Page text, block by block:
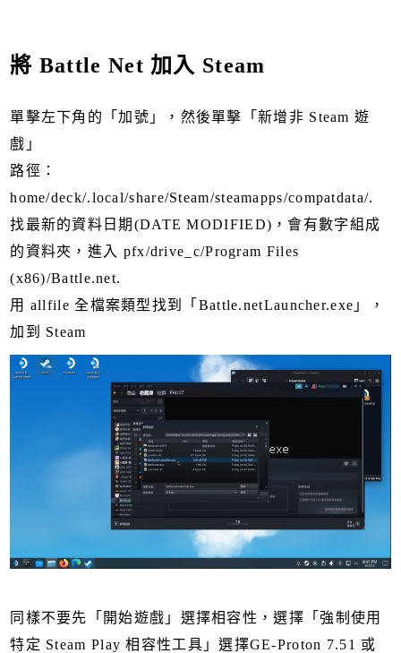
將 Battle Net 加入 Steam
單擊左下角的「加號」，然後單擊「新增非 Steam 遊
戲」
路徑：
home/deck/.local/share/Steam/steamapps/compatdata/.
找最新的資料日期(DATE MODIFIED)，會有數字組成
的資料夾，進入 pfx/drive_c/Program Files
(x86)/Battle.net.
用 allfile 全檔案類型找到「Battle.netLauncher.exe」，
加到 Steam
同樣不要先「開始遊戲」選擇相容性，選擇「強制使用
特定 Steam Play 相容性工具」選擇GE-Proton 7.51 或